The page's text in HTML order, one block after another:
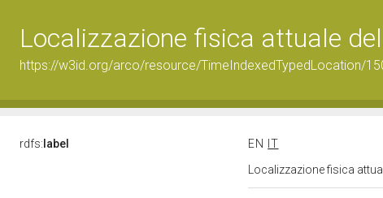
Localizzazione fisica attuale
https://w3id.org/arco/resource/TimeIndexedTypedLocation/
rdfs: label EN
IT
Localizzazione fisica